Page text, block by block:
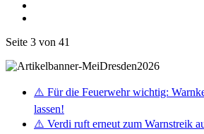
Seite 3 von 41
⚠️ Für die Feuerwehr wichtig:
lassen!
⚠️ Verdi ruft erneut zum Warnstreik